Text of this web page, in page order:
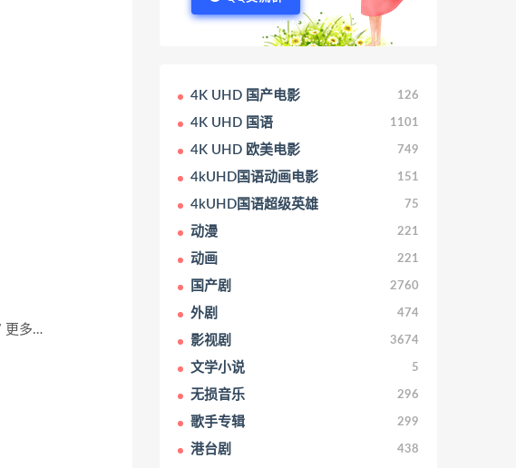
更多…
4K UHD 国产电影 126
4K UHD 国语 1101
4K UHD 欧美电影 749
4kUHD国语动画电影 151
4kUHD国语超级英雄 75
动漫 221
动画 221
国产剧 2760
外剧 474
影视剧 3674
文学小说 5
无损音乐 296
歌手专辑 299
港台剧 438